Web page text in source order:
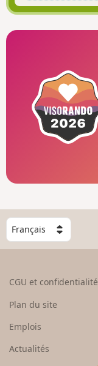
C
o
e
u
CGU et confidentialité
Plan du site
Emplois
Actualités